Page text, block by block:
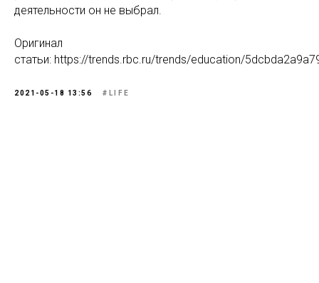
деятельности он не выбрал.
Оригинал
статьи: https://trends.rbc.ru/trends/education/
2021-05-18 13:56 #LIFE